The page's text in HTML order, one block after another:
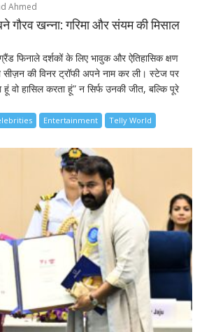
Ahmed
गौरव खन्ना: गरिमा और संयम की मिसाल
फिनाले दर्शकों के लिए भावुक और ऐतिहासिक क्षण
की विनर ट्रॉफी अपने नाम कर ली। स्टेज पर
वो हासिल करता हूं” न सिर्फ उनकी जीत, बल्कि पूरे
Entertainment Telly World